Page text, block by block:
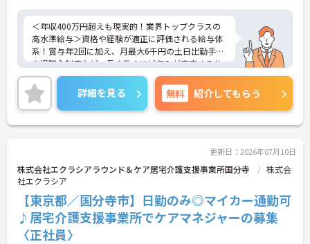
＜年収400万円超えも現実的！業界トップクラスの
高水準給与＞資格や経験が適正に評価される給与体
系！賞与年2回に加え、月最大6千円の土日出勤手当
や退職金制度など、長く働くほど収入が安定する仕
組みが整っています
＜スマホ1台で完結！ICT活用で記録業務の負担を大
幅カット＞日々の記録やシフト確認はすべて自社開
発のスマホアプリで行えるため、手書き書類の作成
に追われることはありません。事務作業が効率化♪
＜「夜勤なし」で管理者・スペシャリストを目指せ
る明確なキャリアパス＞訪問介護のため夜勤がな
く、完全週休2日制で生活リズムを整えながら働け
ます。現場のプロとして極める道、マネジメント職
へ進む道とキャリアプランも多様化しています。
詳細を見る 無料 紹介してもらう
更新日：2026年07月10日
株式会社エクラシアラウンド＆ケア居宅介護支援事業所国分寺
株式会
社エクラシア
【東京都／国分寺市】日勤のみ◎マイカー通勤可
♪居宅介護支援事業所でケアマネジャーの募集
〈正社員〉